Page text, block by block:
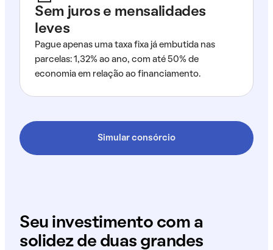
Sem juros e mensalidades
leves
Pague apenas uma taxa fixa já embutida nas
parcelas: 1,32% ao ano, com até 50% de
economia em relação ao financiamento.
Simular consórcio
Seu investimento com a
solidez de duas grandes